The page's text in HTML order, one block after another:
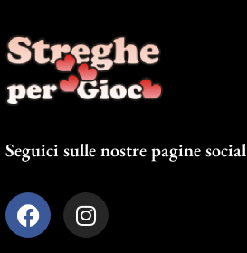
Seguici sulle nostre pagine social
F
a
I
n